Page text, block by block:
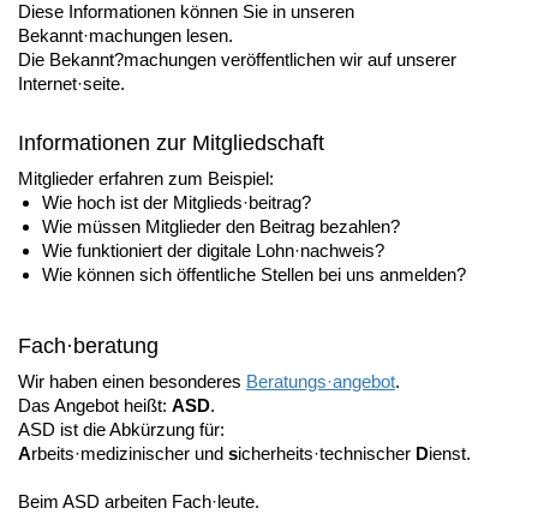
Diese Informationen können Sie in unseren
Bekannt·machungen lesen.
Die Bekannt?machungen veröffentlichen wir auf unserer
Internet·seite.
Informationen zur Mitgliedschaft
Mitglieder erfahren zum Beispiel:
Wie hoch ist der Mitglieds·beitrag?
Wie müssen Mitglieder den Beitrag bezahlen?
Wie funktioniert der digitale Lohn·nachweis?
Wie können sich öffentliche Stellen bei uns anmelden?
Fach·beratung
Wir haben einen besonderes Beratungs·angebot.
Das Angebot heißt: ASD.
ASD ist die Abkürzung für:
Arbeits·medizinischer und sicherheits·technischer Dienst.
Beim ASD arbeiten Fach·leute.